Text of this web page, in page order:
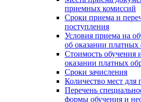
приемных комиссий
Сроки приема и
поступления
Условия приема на
об оказании платных
Стоимость обучения
оказании платных
Сроки зачисления
Количество мест для
Перечень
формы обучения и